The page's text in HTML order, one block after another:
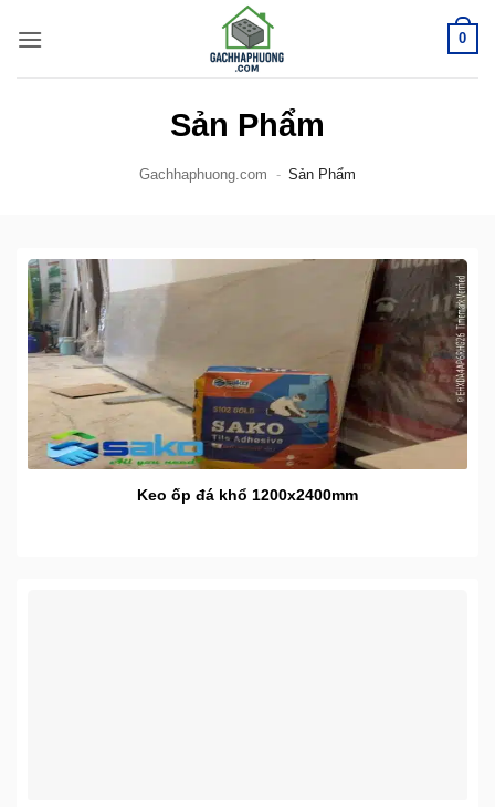
qua
0
Sản Phẩm
Gachhaphuong.com - Sản Phẩm
Keo ốp đá khổ 1200x2400mm